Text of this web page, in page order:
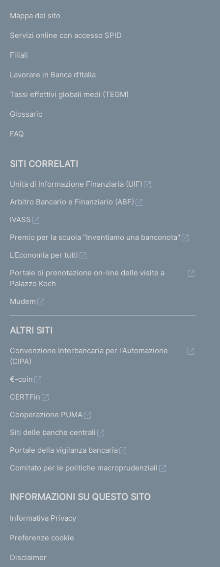
m
e
a
g
L
N
K
T
I
I
Mappa del sito
Servizi online con accesso SPID
Filiali
Lavorare in Banca d'Italia
Tassi effettivi globali medi (TEGM)
Glossario
FAQ
SITI CORRELATI
Unità di Informazione Finanziaria (UIF)
Arbitro Bancario e Finanziario (ABF)
IVASS
Premio per la scuola "Inventiamo una banconota"
L'Economia per tutti
Portale di prenotazione on-line delle visite a
Palazzo Koch
Mudem
ALTRI SITI
Convenzione Interbancaria per l'Automazione
(CIPA)
€-coin
CERTFin
Cooperazione PUMA
Siti delle banche centrali
Portale della vigilanza bancaria
Comitato per le politiche macroprudenziali
INFORMAZIONI SU QUESTO SITO
Informativa Privacy
Preferenze cookie
Disclaimer